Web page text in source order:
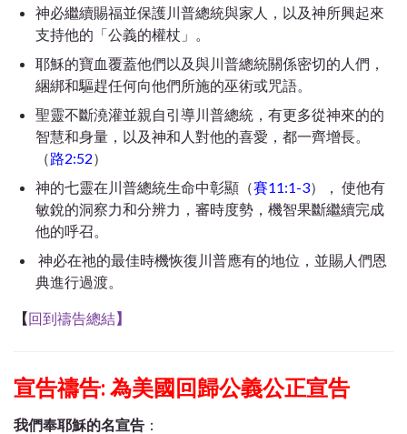
神必繼續賜福並保護川普總統與家人，以及神所興起來
支持他的「公義的權杖」。
耶穌的寶血覆蓋他們以及與川普總統關係密切的人們，
綑綁和驅趕任何向他們所施的巫術或咒語。
聖靈不斷澆灌並親自引導川普總統，有更多從神來的的
智慧和身量，以及神和人對他的喜愛，都一齊增長。
（路2:52）
神的七靈在川普總統生命中彰顯（賽11:1-3）， 使他有
敏銳的洞察力和分辨力，審時度勢，機智果斷繼續完成
他的呼召。
神必在祂的最佳時機恢復川普應有的地位，並賜人們恩
典進行過渡。
【回到禱告總結】
宣告禱告: 為美國回歸公義公正宣告
我們奉耶穌的名宣告 ：